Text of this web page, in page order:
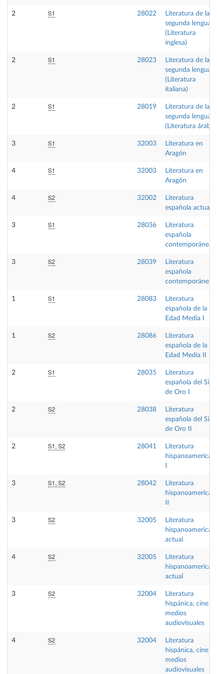
2 S1 28022
Literatura de la
segunda lengua
(Literatura
inglesa)
2 S1 28023
Literatura de la
segunda lengua
(Literatura
italiana)
2 S1 28019
Literatura de la
segunda lengua
(Literatura árabe)
3 S1 32003
Literatura en
Aragón
4 S1 32003
Literatura en
Aragón
4 S2 32002
Literatura
española actual
3 S1 28036
Literatura
española
contemporánea I
3 S2 28039
Literatura
española
contemporánea
1 S1 28083
Literatura
española de la
Edad Media I
1 S2 28086
Literatura
española de la
Edad Media II
2 S1 28035
Literatura
española del
de Oro I
2 S2 28038
Literatura
española del
de Oro II
2 S1, S2 28041
Literatura
3 S1, S2 28042
Literatura
3 S2 32005
Literatura
actual
4 S2 32005
Literatura
actual
3 S2 32004
Literatura
hispánica, cine y
medios
audiovisuales
4 S2 32004
Literatura
hispánica, cine y
medios
audiovisuales